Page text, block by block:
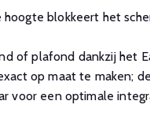
blokkeert het
of plafond dankzij het
op maat te maken;
voor een optimale